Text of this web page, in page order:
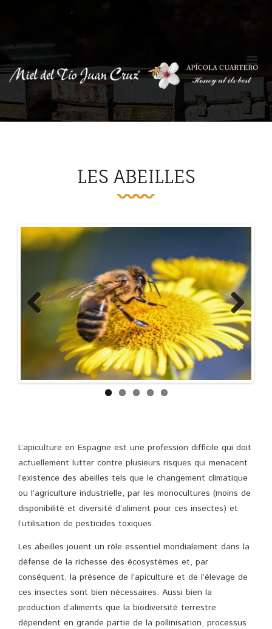
LES ABEILLES
Previous Next
L’apiculture en Espagne est une profession difficile qui doit
actuellement lutter contre plusieurs risques qui menacent
l’existence des abeilles tels que le changement climatique
ou l’agriculture industrielle, par les monocultures (moins de
disponibilité et diversité d’aliment pour ces insectes) et
l’utilisation de pesticides toxiques.
Les abeilles jouent un rôle essentiel mondialement dans la
défense de la richesse des écosystèmes et, par
conséquent, la présence de l’apiculture et de l’élevage de
ces insectes sont bien nécessaires. Aussi bien la
production d’aliments que la biodiversité terrestre
dépendent en grande partie de la pollinisation, processus